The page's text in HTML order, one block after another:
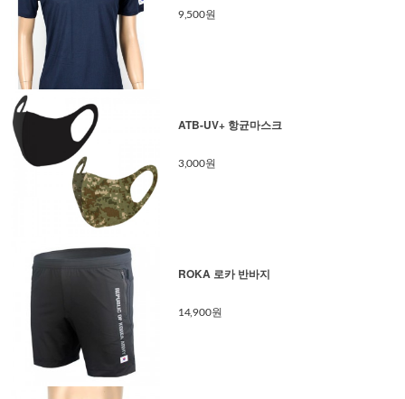
9,500원
ATB-UV+ 항균마스크
3,000원
ROKA 로카 반바지
14,900원